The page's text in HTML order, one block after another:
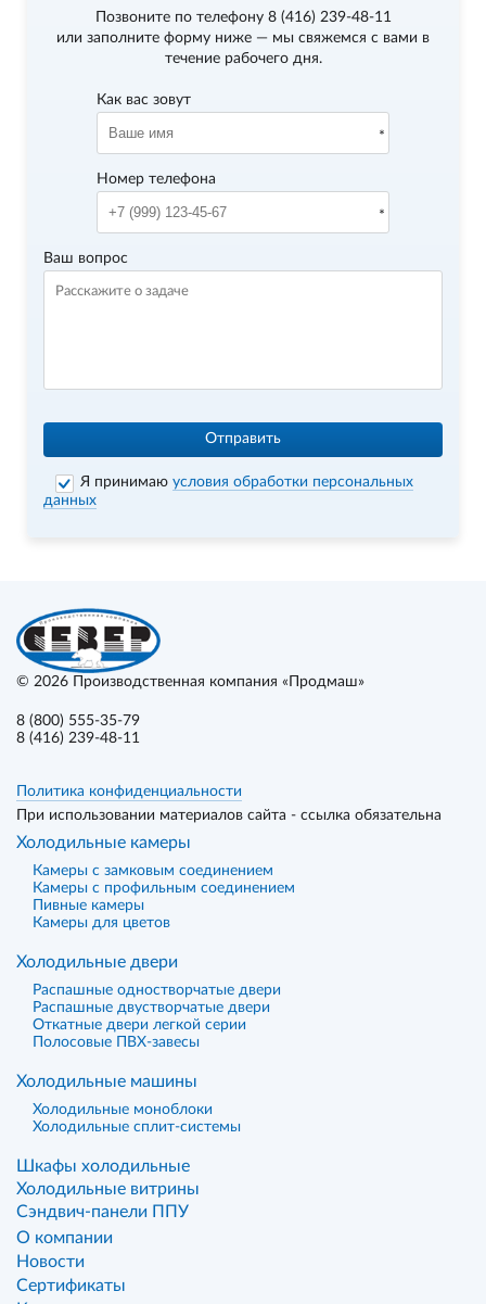
Позвоните по телефону 8 (416) 239-48-11
или заполните форму ниже — мы свяжемся с вами в
течение рабочего дня.
Как вас зовут
Номер телефона
Ваш вопрос
Отправить
Я принимаюусловия обработки персональных
данных
© 2026 Производственная компания «Продмаш»
8 (800) 555-35-79
8 (416) 239-48-11
Политика конфиденциальности
При использовании материалов сайта - ссылка обязательна
Холодильные камеры
Камеры с замковым соединением
Камеры с профильным соединением
Пивные камеры
Камеры для цветов
Холодильные двери
Распашные одностворчатые двери
Распашные двустворчатые двери
Откатные двери легкой серии
Полосовые ПВХ-завесы
Холодильные машины
Холодильные моноблоки
Холодильные сплит-системы
Шкафы холодильные
Холодильные витрины
Сэндвич-панели ППУ
О компании
Новости
Сертификаты